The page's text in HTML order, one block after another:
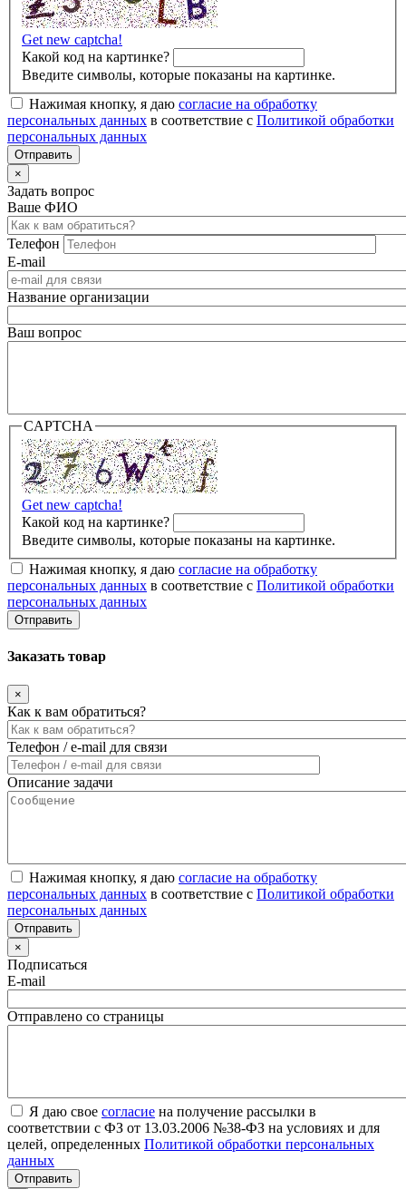
Get new captcha!
Какой код на картинке?
Введите символы, которые показаны на картинке.
Нажимая кнопку, я даю согласие на обработку
персональных данных в соответствие с Политикой обработки
персональных данных
×
Задать вопрос
Ваше ФИО
Телефон
E-mail
Название организации
Ваш вопрос
CAPTCHA
Get new captcha!
Какой код на картинке?
Введите символы, которые показаны на картинке.
Нажимая кнопку, я даю согласие на обработку
персональных данных в соответствие с Политикой обработки
персональных данных
Заказать товар
×
Как к вам обратиться?
Телефон / e-mail для связи
Описание задачи
Нажимая кнопку, я даю согласие на обработку
персональных данных в соответствие с Политикой обработки
персональных данных
×
Подписаться
E-mail
Отправлено со страницы
Я даю свое согласие на получение рассылки в
соответствии с ФЗ от 13.03.2006 №38-ФЗ на условиях и для
целей, определенных Политикой обработки персональных
данных